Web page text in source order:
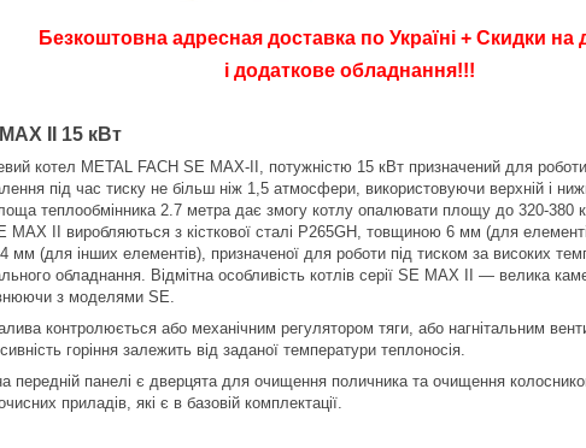
Безкоштовна адресная доставка по Україні + Скидки на
і додаткове обладнання!!!
II 15 кВт
котел METAL FACH SE MAX-II, потужністю 15 кВт призначений для
під час тиску не більш ніж 1,5 атмосфери, використовуючи верхній і
теплообмінника 2.7 метра дає змогу котлу опалювати площу до 320-380
MAX II виробляються з кісткової сталі P265GH, товщиною 6 мм (для
мм (для інших елементів), призначеної для роботи під тиском за високих
обладнання. Відмітна особливість котлів серії SE MAX II — велика
з моделями SE.
контролюється або механічним регулятором тяги, або нагнітальним
горіння залежить від заданої температури теплоносія.
передній панелі є дверцята для очищення поличника та очищення
приладів, які є в базовій комплектації.